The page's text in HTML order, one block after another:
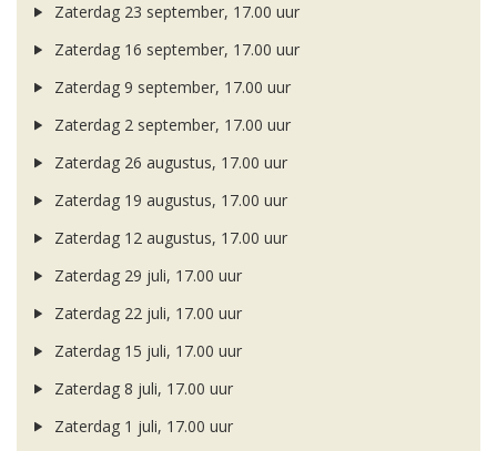
Zaterdag 23 september, 17.00 uur
Zaterdag 16 september, 17.00 uur
Zaterdag 9 september, 17.00 uur
Zaterdag 2 september, 17.00 uur
Zaterdag 26 augustus, 17.00 uur
Zaterdag 19 augustus, 17.00 uur
Zaterdag 12 augustus, 17.00 uur
Zaterdag 29 juli, 17.00 uur
Zaterdag 22 juli, 17.00 uur
Zaterdag 15 juli, 17.00 uur
Zaterdag 8 juli, 17.00 uur
Zaterdag 1 juli, 17.00 uur